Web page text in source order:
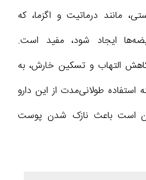
مانند درماتیت و اگزما، که
ایجاد شود، مفید است.
کاهش التهاب و تسکین خارش، به
استفاده طولانی‌مدت از این دارو
است باعث نازک شدن پوست